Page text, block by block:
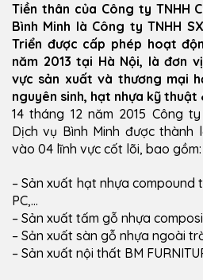
Tiền thân của Công ty TNHH
Bình Minh là Công ty TNHH
Triển được cấp phép hoạt
năm 2013 tại Hà Nội, là đơn
vực sản xuất và thương mại
nguyên sinh, hạt nhựa kỹ thuật
14 tháng 12 năm 2015 Công
Dịch vụ Bình Minh được
vào 04 lĩnh vực cốt lõi, bao gồm:
– Sản xuất hạt nhựa compound
PC,…
– Sản xuất tấm gỗ nhựa
– Sản xuất sàn gỗ nhựa ngoài
– Sản xuất nội thất BM